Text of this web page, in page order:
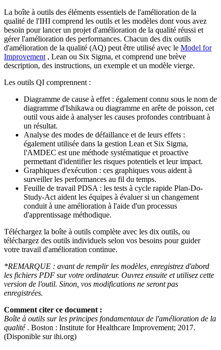
La boîte à outils des éléments essentiels de l'amélioration de la
qualité de l'IHI comprend les outils et les modèles dont vous avez
besoin pour lancer un projet d'amélioration de la qualité réussi et
gérer l'amélioration des performances. Chacun des dix outils
d'amélioration de la qualité (AQ) peut être utilisé avec le Model for
Improvement , Lean ou Six Sigma, et comprend une brève
description, des instructions, un exemple et un modèle vierge.
Les outils QI comprennent :
Diagramme de cause à effet : également connu sous le nom de
diagramme d'Ishikawa ou diagramme en arête de poisson, cet
outil vous aide à analyser les causes profondes contribuant à
un résultat.
Analyse des modes de défaillance et de leurs effets :
également utilisée dans la gestion Lean et Six Sigma,
l'AMDEC est une méthode systématique et proactive
permettant d'identifier les risques potentiels et leur impact.
Graphiques d'exécution : ces graphiques vous aident à
surveiller les performances au fil du temps.
Feuille de travail PDSA : les tests à cycle rapide Plan-Do-
Study-Act aident les équipes à évaluer si un changement
conduit à une amélioration à l'aide d'un processus
d'apprentissage méthodique.
Téléchargez la boîte à outils complète avec les dix outils, ou
téléchargez des outils individuels selon vos besoins pour guider
votre travail d'amélioration continue.
*REMARQUE : avant de remplir les modèles, enregistrez d'abord
les fichiers PDF sur votre ordinateur. Ouvrez ensuite et utilisez cette
version de l'outil. Sinon, vos modifications ne seront pas
enregistrées.
Comment citer ce document :
Boîte à outils sur les principes fondamentaux de l'amélioration de la
qualité. Boston : Institute for Healthcare Improvement; 2017.
(Disponible sur ihi.org)